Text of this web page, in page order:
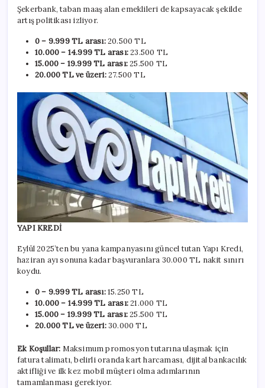
Şekerbank, taban maaş alan emeklileri de kapsayacak şekilde
artış politikası izliyor.
0 – 9.999 TL arası:20.500 TL
10.000 – 14.999 TL arası:23.500 TL
15.000 – 19.999 TL arası:25.500 TL
20.000 TL ve üzeri:27.500 TL
YAPI KREDİ
Eylül 2025’ten bu yana kampanyasını güncel tutan Yapı Kredi,
haziran ayı sonuna kadar başvuranlara 30.000 TL nakit sınırı
koydu.
0 – 9.999 TL arası:15.250 TL
10.000 – 14.999 TL arası:21.000 TL
15.000 – 19.999 TL arası:25.500 TL
20.000 TL ve üzeri:30.000 TL
Ek Koşullar: Maksimum promosyon tutarına ulaşmak için
fatura talimatı, belirli oranda kart harcaması, dijital bankacılık
aktifliği ve ilk kez mobil müşteri olma adımlarının
tamamlanması gerekiyor.